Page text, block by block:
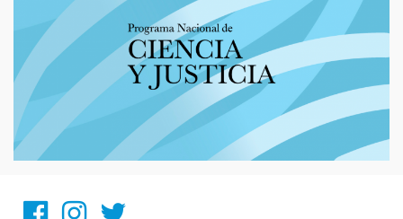
Facebook
Instagram
Twitter